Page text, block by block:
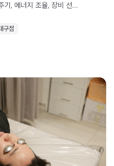
기, 에너지 조율, 장비 선택
구점